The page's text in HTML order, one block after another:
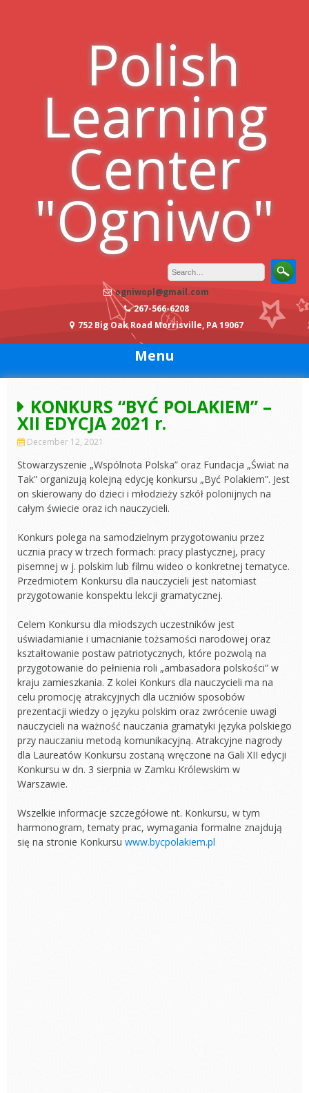
Polish
Learning
Center
"Ogniwo"
ogniwopl@gmail.com
267-566-6208
752 Big Oak Road Morrisville, PA 19067
Menu
KONKURS “BYĆ POLAKIEM” –
XII EDYCJA 2021 r.
December 12, 2021
Stowarzyszenie „Wspólnota Polska” oraz Fundacja „Świat na
Tak” organizują kolejną edycję konkursu „Być Polakiem”. Jest
on skierowany do dzieci i młodzieży szkół polonijnych na
całym świecie oraz ich nauczycieli.
Konkurs polega na samodzielnym przygotowaniu przez
ucznia pracy w trzech formach: pracy plastycznej, pracy
pisemnej w j. polskim lub filmu wideo o konkretnej tematyce.
Przedmiotem Konkursu dla nauczycieli jest natomiast
przygotowanie konspektu lekcji gramatycznej.
Celem Konkursu dla młodszych uczestników jest
uświadamianie i umacnianie tożsamości narodowej oraz
kształtowanie postaw patriotycznych, które pozwolą na
przygotowanie do pełnienia roli „ambasadora polskości” w
kraju zamieszkania. Z kolei Konkurs dla nauczycieli ma na
celu promocję atrakcyjnych dla uczniów sposobów
prezentacji wiedzy o języku polskim oraz zwrócenie uwagi
nauczycieli na ważność nauczania gramatyki języka polskiego
przy nauczaniu metodą komunikacyjną. Atrakcyjne nagrody
dla Laureatów Konkursu zostaną wręczone na Gali XII edycji
Konkursu w dn. 3 sierpnia w Zamku Królewskim w
Warszawie.
Wszelkie informacje szczegółowe nt. Konkursu, w tym
harmonogram, tematy prac, wymagania formalne znajdują
się na stronie Konkursu www.bycpolakiem.pl